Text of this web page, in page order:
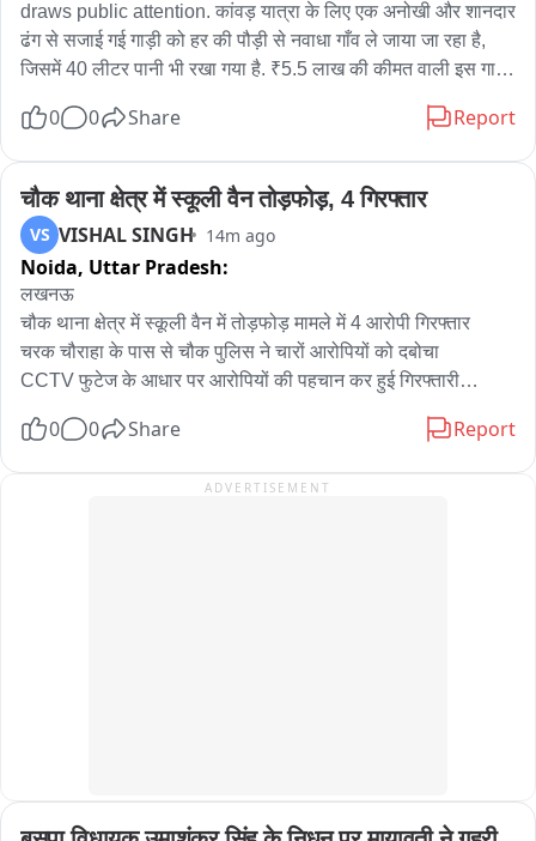
draws public attention. कांवड़ यात्रा के लिए एक अनोखी और शानदार
ढंग से सजाई गई गाड़ी को हर की पौड़ी से नवाधा गाँव ले जाया जा रहा है,
जिसमें 40 लीटर पानी भी रखा गया है. ₹5.5 लाख की कीमत वाली इस गाड़ी
- 'महाकाल' लिखी नंबर प्लेट, ड्राइविंग सीट पर हनुमान जी और उनके बगल
फुट ऊँची मूर्ति. हाथ से की गई सजावट के साथ इस गाड़ी को तैयार करने में
2 से 2.5 महीने लगे. यह गाड़ी आकर्षण का केंद्र बन गई है जहाँ भी यह जाती
है, लोग इसे देखने के लिए उमड़ पड़ते हैं और इसकी तारीफ़ करते हैं. गाड़ी के
मालिक इसकी सफलता और लोगों से मिल रहे प्यार का श्रेय देवी-देवताओं के
आशीर्वाद को देते हैं。
0 0 Share Report
चौक थाना क्षेत्र में स्कूली वैन तोड़फोड़, 4 गिरफ्तार
VS VISHAL SINGH 14m ago
Noida, Uttar Pradesh:
लखनऊ
चौक थाना क्षेत्र में स्कूली वैन में तोड़फोड़ मामले में 4 आरोपी गिरफ्तार
चरक चौराहा के पास से चौक पुलिस ने चारों आरोपियों को दबोचा
CCTV फुटेज के आधार पर आरोपियों की पहचान कर हुई गिरफ्तारी
मामले में चौक थाने में बीएनएस की संबंधित धाराओं में मुकदमा दर्ज था
गिरफ्तार आरोपियों की उम्र 18 से 22 वर्ष के बीच बताई जा रही
0 0 Share Report
ADVERTISEMENT